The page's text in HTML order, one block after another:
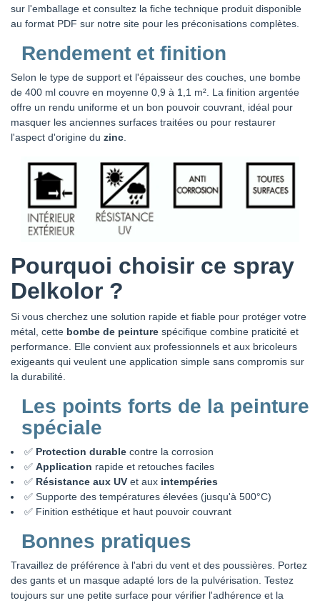
sur l'emballage et consultez la fiche technique produit disponible
au format PDF sur notre site pour les préconisations complètes.
Rendement et finition
Selon le type de support et l'épaisseur des couches, une bombe
de 400 ml couvre en moyenne 0,9 à 1,1 m². La finition argentée
offre un rendu uniforme et un bon pouvoir couvrant, idéal pour
masquer les anciennes surfaces traitées ou pour restaurer
l'aspect d'origine du zinc
Pourquoi choisir ce spray
Delkolor ?
Si vous cherchez une solution rapide et fiable pour protéger votre
métal, cette bombe de peinture spécifique combine praticité et
performance. Elle convient aux professionnels et aux bricoleurs
exigeants qui veulent une application simple sans compromis sur
la durabilité.
Les points forts de la peinture
spéciale
✅ Protection durable contre la corrosion
✅ Application rapide et retouches faciles
✅ Résistance aux UV et aux intempéries
✅ Supporte des températures élevées (jusqu'à 500°C)
✅ Finition esthétique et haut pouvoir couvrant
Bonnes pratiques
Travaillez de préférence à l'abri du vent et des poussières. Portez
des gants et un masque adapté lors de la pulvérisation. Testez
toujours sur une petite surface pour vérifier l'adhérence et la